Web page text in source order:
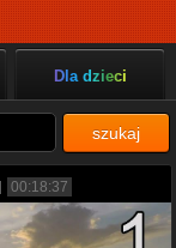
Dla dzieci
szukaj
00:18:37